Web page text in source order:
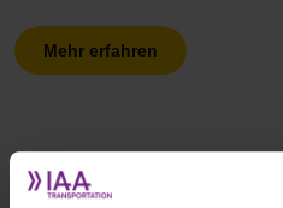
Mehr erfahren
2. ABB E-mobility
Ladesystem OM X-Series